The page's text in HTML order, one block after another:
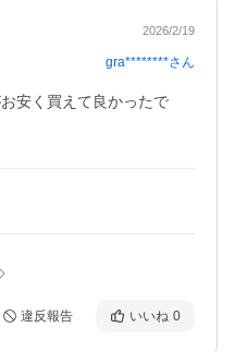
2026/2/19
gra********さん
安く買えて良かったで
違反報告 いいね 0